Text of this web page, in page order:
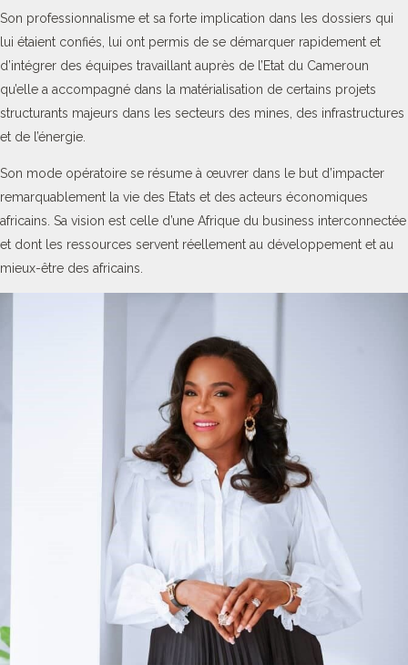
Son professionnalisme et sa forte implication dans les dossiers qui
lui étaient confiés, lui ont permis de se démarquer rapidement et
d’intégrer des équipes travaillant auprès de l’Etat du Cameroun
qu’elle a accompagné dans la matérialisation de certains projets
structurants majeurs dans les secteurs des mines, des infrastructures
et de l’énergie.
Son mode opératoire se résume à œuvrer dans le but d’impacter
remarquablement la vie des Etats et des acteurs économiques
africains. Sa vision est celle d’une Afrique du business interconnectée
et dont les ressources servent réellement au développement et au
mieux-être des africains.